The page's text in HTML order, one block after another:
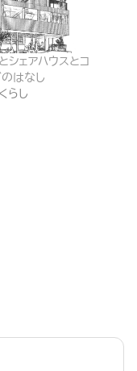
シェアハウスとコ
はなし
らし